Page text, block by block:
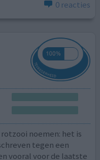
0 reacties
noemen: het is
tegen een
vooral voor de laatste